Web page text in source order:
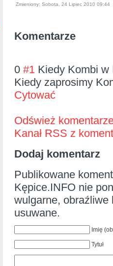
Zmieniony: Sobota, 24 Lipiec 2010 09:44
Komentarze
0 #1 Kiedy Kombi w
Kiedy zaprosimy
Cytować
Odśwież
Kanał RSS z
Dodaj komentarz
Publikowane
Kępice.INFO nie
wulgarne, obraźliwe
usuwane.
Imię
Tytuł